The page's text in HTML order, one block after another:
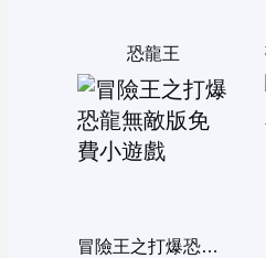
恐龍王
冒險王之打爆恐龍無敵版